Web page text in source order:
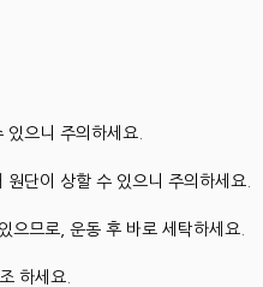
으니 주의하세요.
단이 상할 수 있으니 주의하세요.
으므로, 운동 후 바로 세탁하세요.
하세요.